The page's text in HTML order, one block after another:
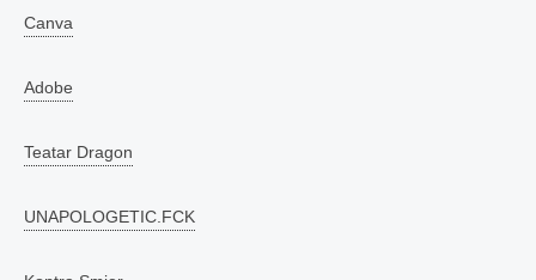
Canva
Adobe
Teatar Dragon
UNAPOLOGETIC.FCK